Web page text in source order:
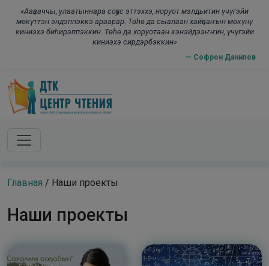
«Ааҕааччы, улаатыннара соҕус эттэххэ, норуот мэлдьитин үчүгэйи
мөкүттэн эндэппэккэ араарар. Төһө да сыалаан хайҕааҥын мөкүнү
киниэхэ биһирэппэккин. Төһө да хоруотаан кэнэйдээҥҥин, үчүгэйи
киниэхэ сирдэрбэккин»
— Софрон Данилов
Skip to main content
Главная / Наши проекты
Наши проекты